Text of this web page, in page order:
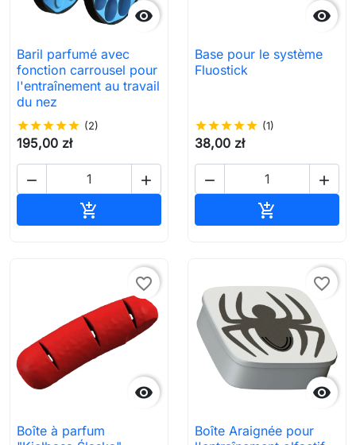

Baril parfumé avec
fonction carrousel pour
l'entraînement au travail
du nez
starstarstarstarstar (2)
195,00 zł
 


Base pour le système
Fluostick
starstarstarstarstar (1)
38,00 zł
 


favorite_border
Boîte à parfum

favorite_border
Boîte Araignée pour